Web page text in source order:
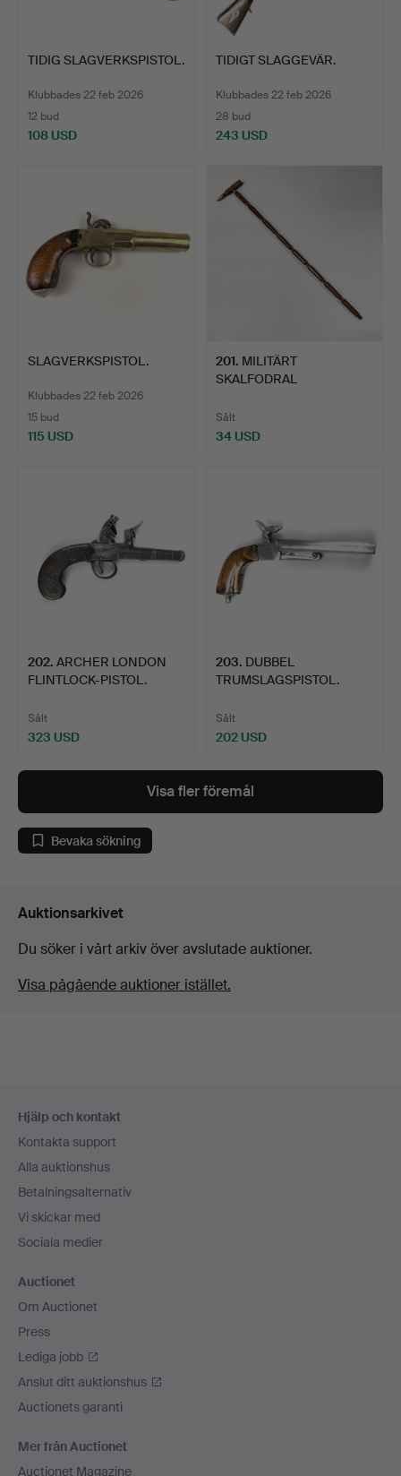
TIDIG SLAGVERKSPISTOL.
Klubbades 22 feb 2026
12 bud
108 USD
TIDIGT SLAGGEVÄR.
Klubbades 22 feb 2026
28 bud
243 USD
SLAGVERKSPISTOL.
Klubbades 22 feb 2026
15 bud
115 USD
201. MILITÄRT
SKALFODRAL
Sålt
34 USD
202. ARCHER LONDON
FLINTLOCK-PISTOL.
Sålt
323 USD
203. DUBBEL
TRUMSLAGSPISTOL.
Sålt
202 USD
Visa fler föremål
Bevaka sökning
Auktionsarkivet
Du söker i vårt arkiv över avslutade auktioner.
Visa pågående auktioner istället.
Hjälp och kontakt
Kontakta support
Alla auktionshus
Betalningsalternativ
Vi skickar med
Sociala medier
Auctionet
Om Auctionet
Press
Lediga jobb
Anslut ditt auktionshus
Auctionets garanti
Mer från Auctionet
Auctionet Magazine